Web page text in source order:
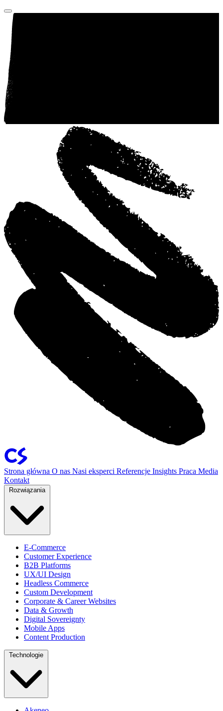
Strona główna O nas Nasi eksperci Referencje Insights Praca Media
Kontakt
Rozwiązania
E-Commerce
Customer Experience
B2B Platforms
UX/UI Design
Headless Commerce
Custom Development
Corporate & Career Websites
Data & Growth
Digital Sovereignty
Mobile Apps
Content Production
Technologie